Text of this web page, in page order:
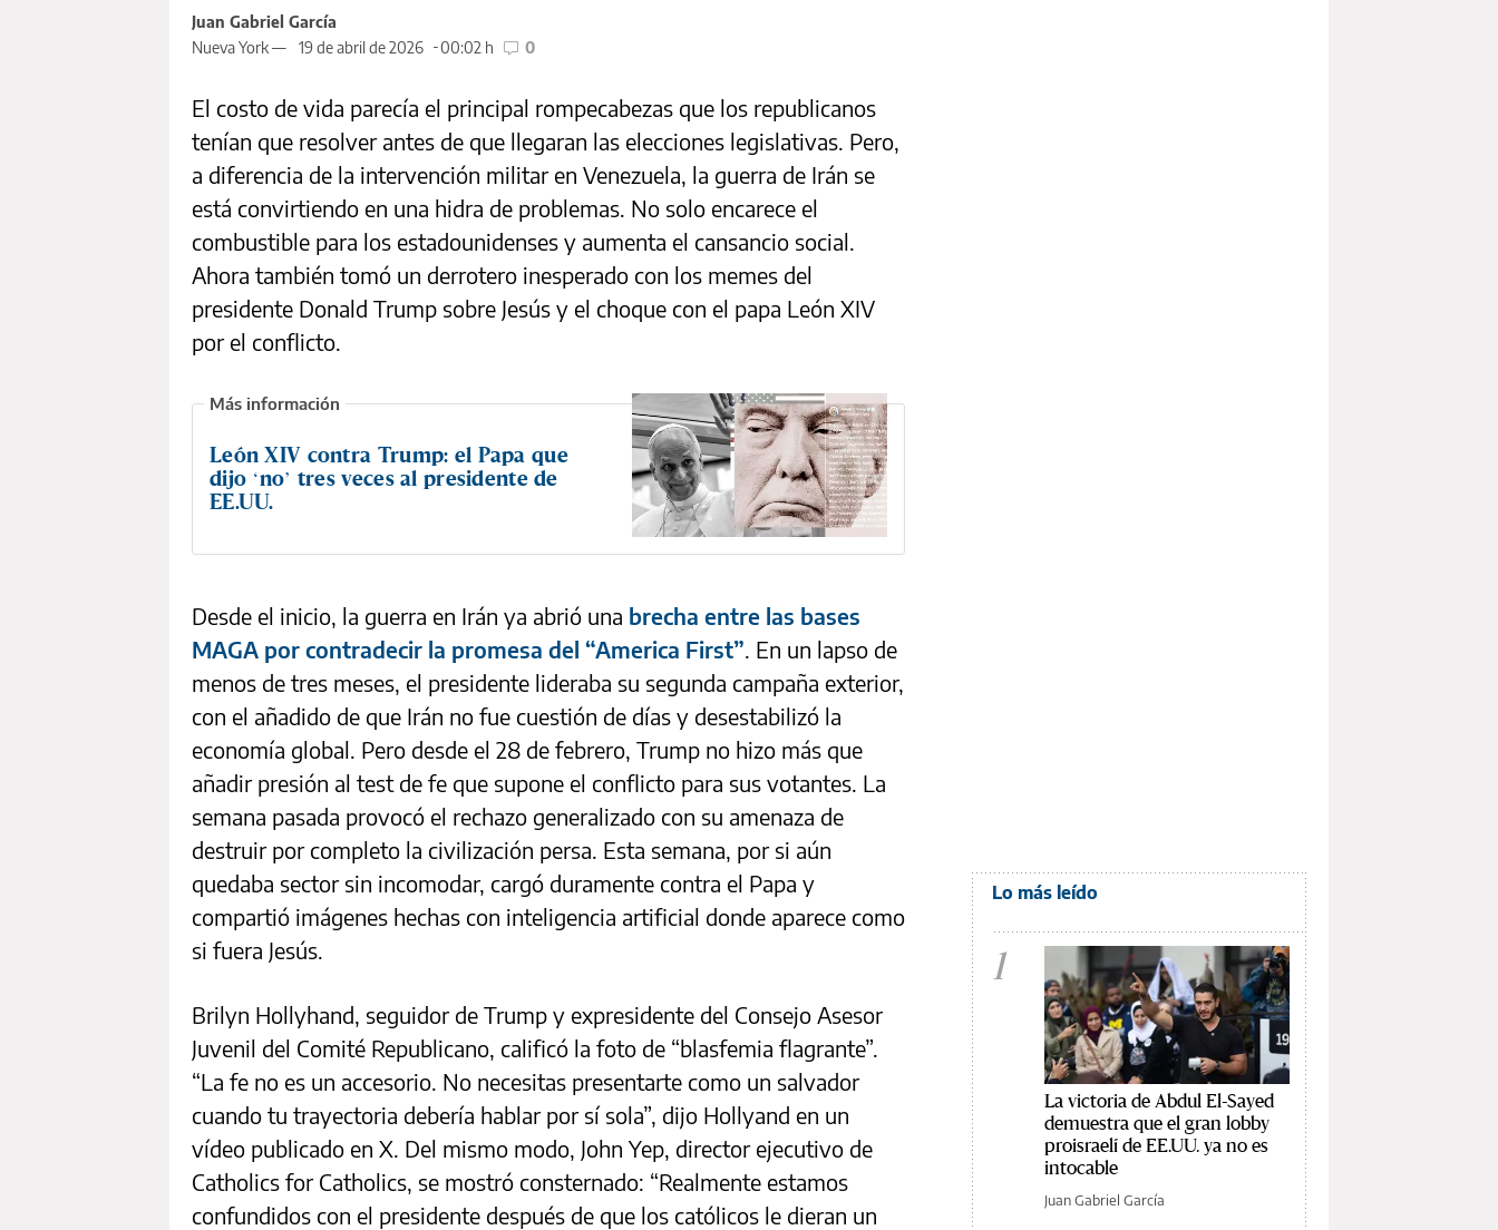
Juan Gabriel García
Nueva York —
19 de abril de 2026 00:02 h 0
El costo de vida parecía el principal rompecabezas que los republicanos
tenían que resolver antes de que llegaran las elecciones legislativas. Pero,
a diferencia de la intervención militar en Venezuela, la guerra de Irán se
está convirtiendo en una hidra de problemas. No solo encarece el
combustible para los estadounidenses y aumenta el cansancio social.
Ahora también tomó un derrotero inesperado con los memes del
presidente Donald Trump sobre Jesús y el choque con el papa León XIV
por el conflicto.
León XIV contra Trump: el Papa que
dijo ‘no’ tres veces al presidente de
EE.UU.
Desde el inicio, la guerra en Irán ya abrió una brecha entre las bases
MAGA por contradecir la promesa del “America First”. En un lapso de
menos de tres meses, el presidente lideraba su segunda campaña exterior,
con el añadido de que Irán no fue cuestión de días y desestabilizó la
economía global. Pero desde el 28 de febrero, Trump no hizo más que
añadir presión al test de fe que supone el conflicto para sus votantes. La
semana pasada provocó el rechazo generalizado con su amenaza de
destruir por completo la civilización persa. Esta semana, por si aún
quedaba sector sin incomodar, cargó duramente contra el Papa y
compartió imágenes hechas con inteligencia artificial donde aparece como
si fuera Jesús.
Brilyn Hollyhand, seguidor de Trump y expresidente del Consejo Asesor
Juvenil del Comité Republicano, calificó la foto de “blasfemia flagrante”.
“La fe no es un accesorio. No necesitas presentarte como un salvador
cuando tu trayectoria debería hablar por sí sola”, dijo Hollyand en un
vídeo publicado en X. Del mismo modo, John Yep, director ejecutivo de
Catholics for Catholics, se mostró consternado: “Realmente estamos
confundidos con el presidente después de que los católicos le dieran un
Lo más leído
1
La victoria de Abdul El-Sayed
demuestra que el gran lobby
proisraelí de EE.UU. ya no es
intocable
Juan Gabriel García